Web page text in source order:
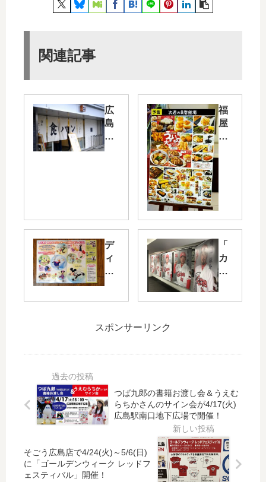
関連記事
広
島
県
食
パ
ン
志
が
12/
1(
日)
島
駅
福
屋
八
丁
日
10/
10(
木)
～
「
う
ま
も
の
大
会
デ
ィ
ズ
オ
ス
「
ミ
ッ
ー
の
「
カ
ー
プ
ャ
ラ
リ
」
で
各
選
スポンサーリンク
つば九郎の書籍お渡し会＆うえむ
らちかさんのサイン会が4/17(火)
広島駅南口地下広場で開催！
そごう広島店で4/24(火)～5/6(日)
に「ゴールデンウィーク レッドフ
ェスティバル」開催！